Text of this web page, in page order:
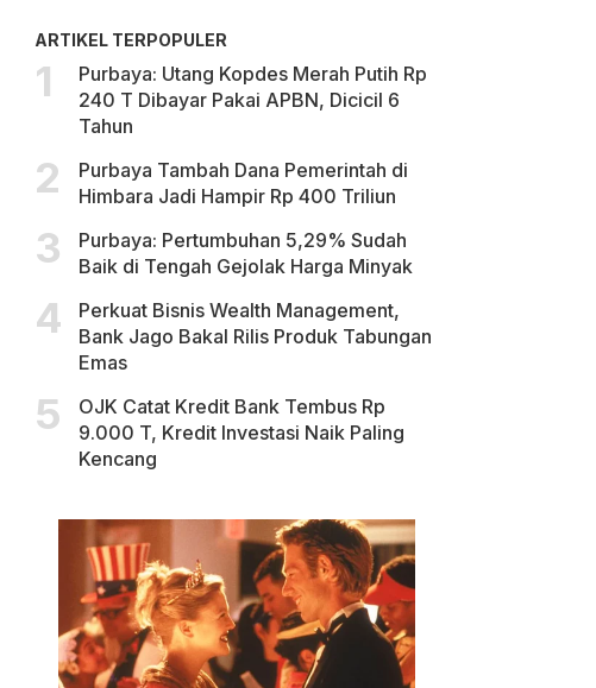
ARTIKEL TERPOPULER
Purbaya: Utang Kopdes Merah Putih Rp
240 T Dibayar Pakai APBN, Dicicil 6
Tahun
Purbaya Tambah Dana Pemerintah di
Himbara Jadi Hampir Rp 400 Triliun
Purbaya: Pertumbuhan 5,29% Sudah
Baik di Tengah Gejolak Harga Minyak
Perkuat Bisnis Wealth Management,
Bank Jago Bakal Rilis Produk Tabungan
Emas
OJK Catat Kredit Bank Tembus Rp
9.000 T, Kredit Investasi Naik Paling
Kencang